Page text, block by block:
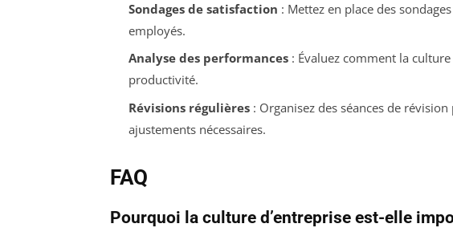
Sondages de satisfaction : Mettez en place des
employés.
Analyse des performances: Évaluez comment la
productivité.
Révisions régulières: Organisez des séances de
ajustements nécessaires.
FAQ
Pourquoi la culture d’entreprise est-elle